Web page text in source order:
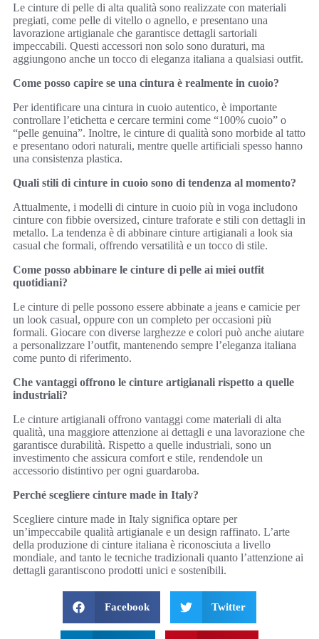
Le cinture di pelle di alta qualità sono realizzate con materiali
pregiati, come pelle di vitello o agnello, e presentano una
lavorazione artigianale che garantisce dettagli sartoriali
impeccabili. Questi accessori non solo sono duraturi, ma
aggiungono anche un tocco di eleganza italiana a qualsiasi outfit.
Come posso capire se una cintura è realmente in cuoio?
Per identificare una cintura in cuoio autentico, è importante
controllare l’etichetta e cercare termini come “100% cuoio” o
“pelle genuina”. Inoltre, le cinture di qualità sono morbide al tatto
e presentano odori naturali, mentre quelle artificiali spesso hanno
una consistenza plastica.
Quali stili di cinture in cuoio sono di tendenza al momento?
Attualmente, i modelli di cinture in cuoio più in voga includono
cinture con fibbie oversized, cinture traforate e stili con dettagli in
metallo. La tendenza è di abbinare cinture artigianali a look sia
casual che formali, offrendo versatilità e un tocco di stile.
Come posso abbinare le cinture di pelle ai miei outfit
quotidiani?
Le cinture di pelle possono essere abbinate a jeans e camicie per
un look casual, oppure con un completo per occasioni più
formali. Giocare con diverse larghezze e colori può anche aiutare
a personalizzare l’outfit, mantenendo sempre l’eleganza italiana
come punto di riferimento.
Che vantaggi offrono le cinture artigianali rispetto a quelle
industriali?
Le cinture artigianali offrono vantaggi come materiali di alta
qualità, una maggiore attenzione ai dettagli e una lavorazione che
garantisce durabilità. Rispetto a quelle industriali, sono un
investimento che assicura comfort e stile, rendendole un
accessorio distintivo per ogni guardaroba.
Perché scegliere cinture made in Italy?
Scegliere cinture made in Italy significa optare per
un’impeccabile qualità artigianale e un design raffinato. L’arte
della produzione di cinture italiana è riconosciuta a livello
mondiale, and tanto le tecniche tradizionali quanto l’attenzione ai
dettagli garantiscono prodotti unici e sostenibili.
Facebook Twitter